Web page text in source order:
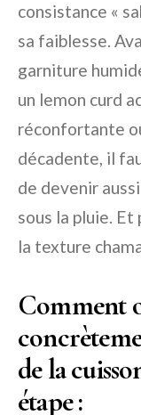
consistance «
sa faiblesse.
garniture
un lemon curd
réconfortante
décadente, il
de devenir
sous la pluie. Et
la texture
Comment
de la
étape :